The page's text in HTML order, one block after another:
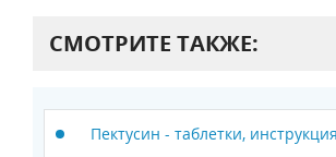
СМОТРИТЕ ТАКЖЕ:
Пектусин - таблетки,